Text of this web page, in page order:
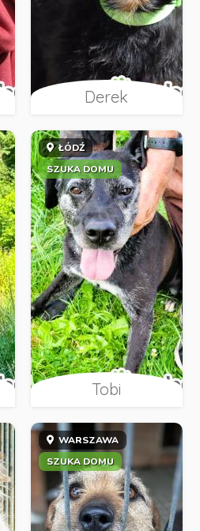
Derek
ŁÓDŹ
SZUKA DOMU
Tobi
WARSZAWA
SZUKA DOMU